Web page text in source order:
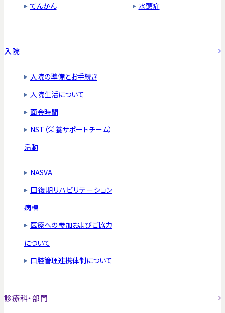
てんかん
水頭症
入院
入院の準備とお手続き
入院生活について
面会時間
NST（栄養サポートチーム）
活動
NASVA
回復期リハビリテーション
病棟
医療への参加およびご協力
について
口腔管理連携体制について
診療科・部門